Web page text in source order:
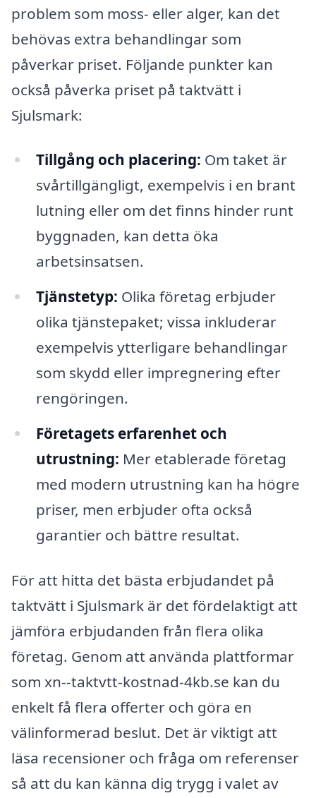
problem som moss- eller alger, kan det
behövas extra behandlingar som
påverkar priset. Följande punkter kan
också påverka priset på taktvätt i
Sjulsmark:
Tillgång och placering: Om taket är
svårtillgängligt, exempelvis i en brant
lutning eller om det finns hinder runt
byggnaden, kan detta öka
arbetsinsatsen.
Tjänstetyp: Olika företag erbjuder
olika tjänstepaket; vissa inkluderar
exempelvis ytterligare behandlingar
som skydd eller impregnering efter
rengöringen.
Företagets erfarenhet och
utrustning: Mer etablerade företag
med modern utrustning kan ha högre
priser, men erbjuder ofta också
garantier och bättre resultat.
För att hitta det bästa erbjudandet på
taktvätt i Sjulsmark är det fördelaktigt att
jämföra erbjudanden från flera olika
företag. Genom att använda plattformar
som xn--taktvtt-kostnad-4kb.se kan du
enkelt få flera offerter och göra en
välinformerad beslut. Det är viktigt att
läsa recensioner och fråga om referenser
så att du kan känna dig trygg i valet av